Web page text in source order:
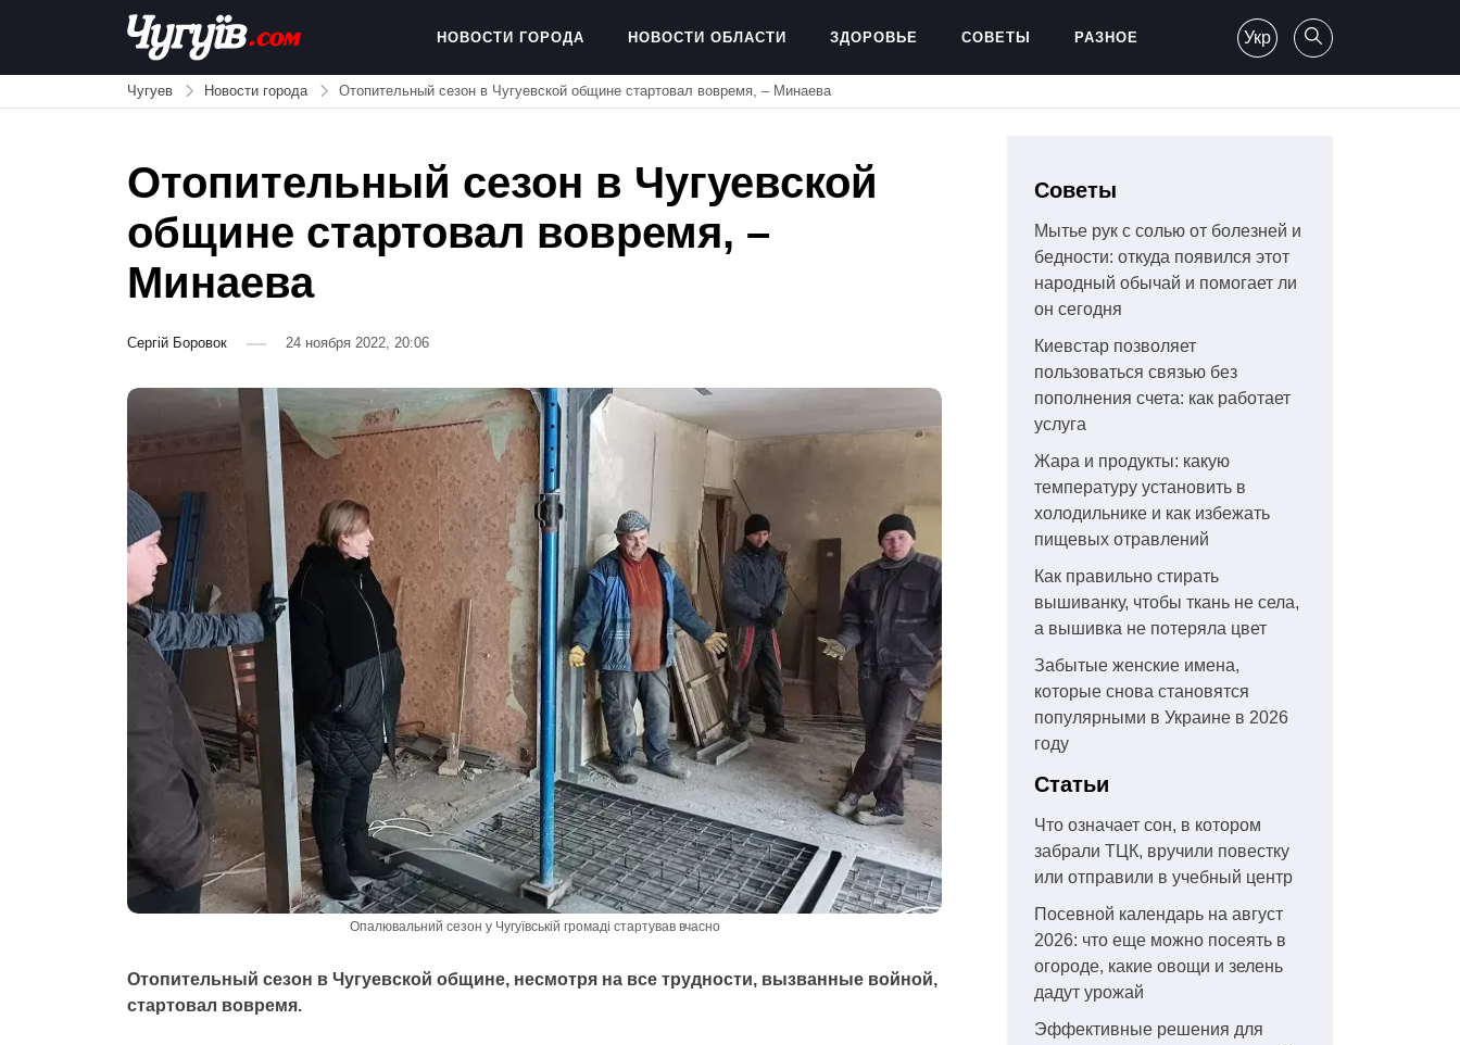
Chuguiv
НОВОСТИ ГОРОДА НОВОСТИ ОБЛАСТИ ЗДОРОВЬЕ СОВЕТЫ РАЗНОЕ Укр
Чугуев Новости города Отопительный сезон в Чугуевской общине стартовал вовремя, – Минаева
Отопительный сезон в Чугуевской
общине стартовал вовремя, –
Минаева
Сергій Боровок 24 ноября 2022, 20:06
Опалювальний сезон у Чугуївській громаді стартував вчасно
Отопительный сезон в Чугуевской общине, несмотря на все трудности, вызванные войной,
стартовал вовремя.
Советы
Мытье рук с солью от болезней и
бедности: откуда появился этот
народный обычай и помогает ли
он сегодня
Киевстар позволяет
пользоваться связью без
пополнения счета: как работает
услуга
Жара и продукты: какую
температуру установить в
холодильнике и как избежать
пищевых отравлений
Как правильно стирать
вышиванку, чтобы ткань не села,
а вышивка не потеряла цвет
Забытые женские имена,
которые снова становятся
популярными в Украине в 2026
году
Статьи
Что означает сон, в котором
забрали ТЦК, вручили повестку
или отправили в учебный центр
Посевной календарь на август
2026: что еще можно посеять в
огороде, какие овощи и зелень
дадут урожай
Эффективные решения для